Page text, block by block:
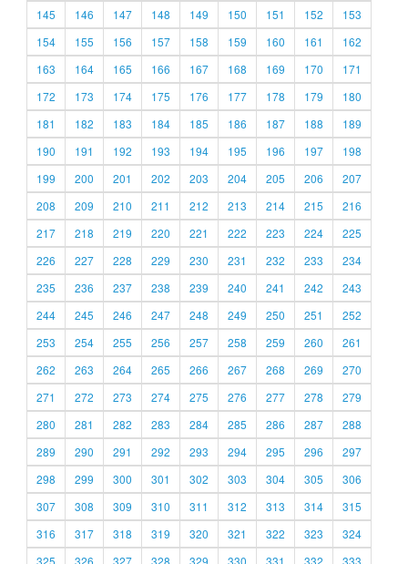
145
146 147 148 149 150 151 152
153
154
155 156 157 158 159 160 161
162
163
164 165 166 167 168 169 170
171
172
173 174 175 176 177 178 179
180
181
182 183 184 185 186 187 188
189
190
191 192 193 194 195 196 197
198
199
200 201 202 203 204 205 206
207
208
209 210 211 212 213 214 215
216
217
218 219 220 221 222 223 224
225
226
227 228 229 230 231 232 233
234
235
236 237 238 239 240 241 242
243
244
245 246 247 248 249 250 251
252
253
254 255 256 257 258 259 260
261
262
263 264 265 266 267 268 269
270
271
272 273 274 275 276 277 278
279
280
281 282 283 284 285 286 287
288
289
290 291 292 293 294 295 296
297
298
299 300 301 302 303 304 305
306
307
308 309 310 311 312 313 314
315
316
317 318 319 320 321 322 323
324
325
326 327 328 329 330 331 332 333